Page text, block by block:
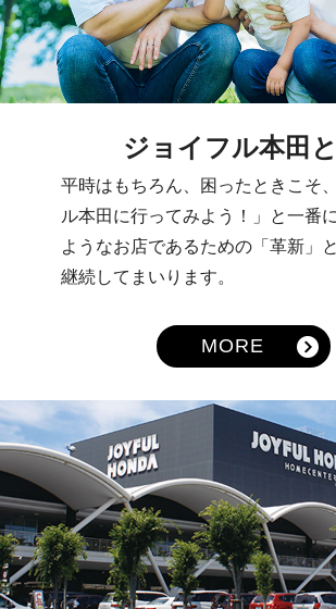
ジョイフル本田
平時はもちろん、困ったときこそ
ル本田に行ってみよう！」と一番
ようなお店であるための「革新」
継続してまいります。
MORE